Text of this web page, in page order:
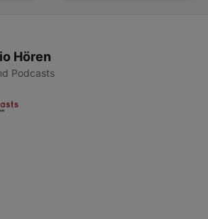
Hören
Podcasts